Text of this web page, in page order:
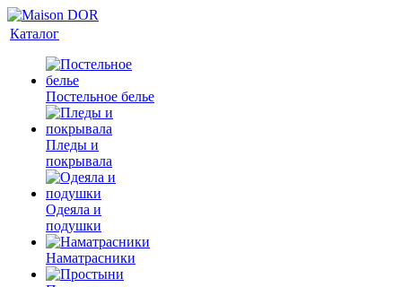
Каталог
Постельное белье
Пледы и
покрывала
Одеяла и
подушки
Наматрасники